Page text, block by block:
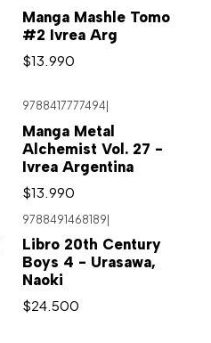
Manga Mashle Tomo
#2 Ivrea Arg
$13.990
9788417777494
Manga Metal
Alchemist Vol. 27 -
Ivrea Argentina
$13.990
9788491468189
Libro 20th Century
Boys 4 - Urasawa,
Naoki
$24.500